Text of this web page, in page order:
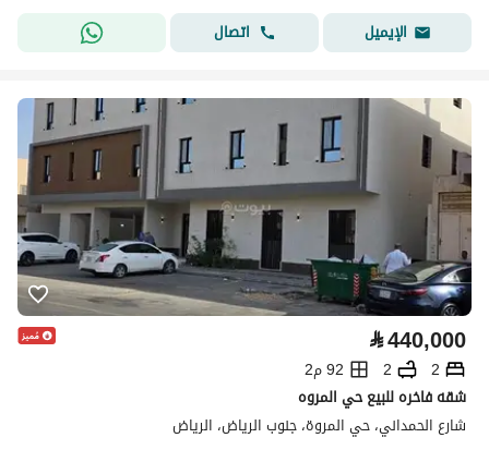
الإيميل
اتصال
⃁440,000
2
2
92 م2
شقه فاخره للبيع حي المروه
شارع الحمداني، حي المروة، جنوب الرياض، الرياض